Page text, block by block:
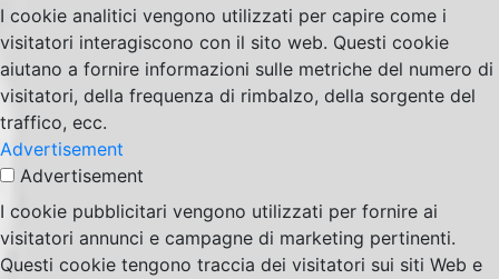
I cookie analitici vengono utilizzati per capire come i
visitatori interagiscono con il sito web. Questi cookie
aiutano a fornire informazioni sulle metriche del numero di
visitatori, della frequenza di rimbalzo, della sorgente del
traffico, ecc.
Advertisement
Advertisement
I cookie pubblicitari vengono utilizzati per fornire ai
visitatori annunci e campagne di marketing pertinenti.
Questi cookie tengono traccia dei visitatori sui siti Web e